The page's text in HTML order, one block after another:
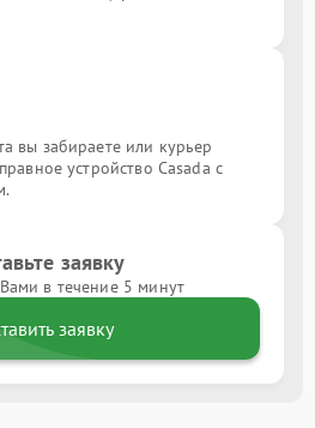
вы забираете или курьер
устройство Casada с
заявку
в течение 5 минут
заявку